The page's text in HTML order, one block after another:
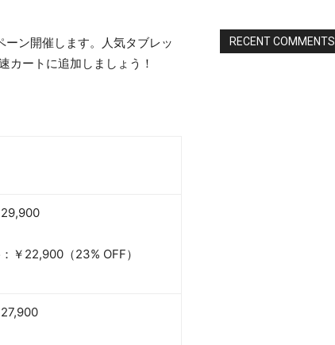
ン開催します。人気タブレッ
カートに追加しましょう！
￥22,900（23% OFF）
RECENT COMMENTS